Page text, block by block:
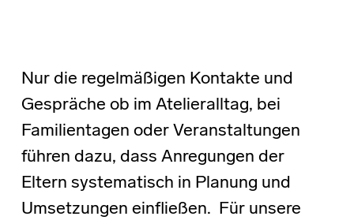
Nur die regelmäßigen Kontakte und
Gespräche ob im Atelieralltag, bei
Familientagen oder Veranstaltungen
führen dazu, dass Anregungen der
Eltern systematisch in Planung und
Umsetzungen einfließen. Für unsere